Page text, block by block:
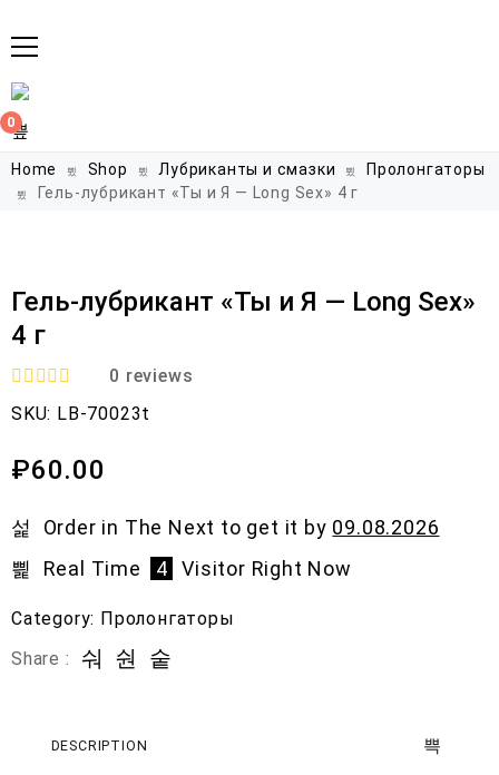
0
Home Shop Лубриканты и смазки
Пролонгаторы
Гель-лубрикант «Ты и Я — Long Sex» 4 г
Гель-лубрикант «Ты и Я — Long Sex»
4 г
R
a
e
d
o
u
o
5
0 reviews
SKU: LB-70023t
₽60.00
Order in The Next to get it by 09.08.2026
Real Time
4 Visitor Right Now
Category: Пролонгаторы
Share :
DESCRIPTION